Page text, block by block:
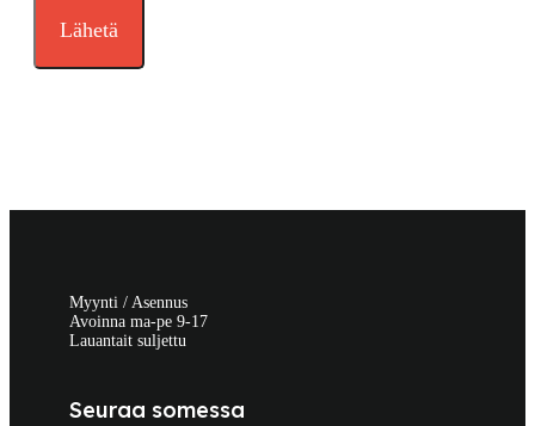
Myynti / Asennus
Avoinna ma-pe 9-17
Lauantait suljettu
Seuraa somessa